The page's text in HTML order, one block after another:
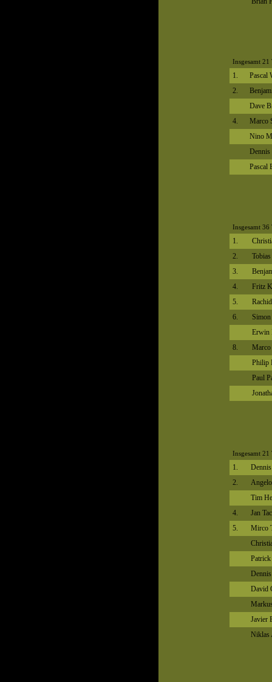
Insgesamt
1.
Pascal
2.
Dave
4.
Marco
Nino
Dennis
Pascal
Insgesamt
1.
2.
3.
4.
Fritz
5.
6.
Simon
Erwin
8.
Marco
Philip
Paul
Insgesamt
1.
2.
Tim
4.
Jan
5.
Mirco
David
Javier
Niklas